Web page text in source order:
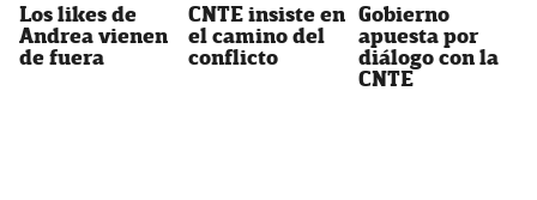
Los likes de
Andrea vienen
de fuera
CNTE insiste en
el camino del
conflicto
Gobierno
apuesta por
diálogo con la
CNTE